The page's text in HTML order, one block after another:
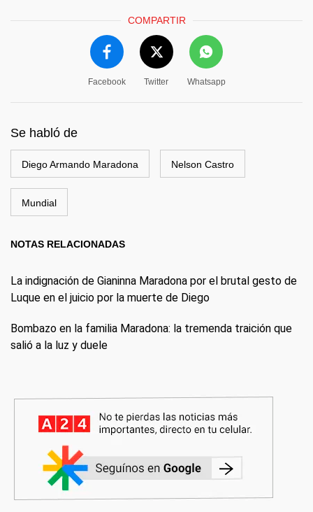
COMPARTIR
Facebook Twitter Whatsapp
Se habló de
Diego Armando Maradona Nelson Castro
Mundial
NOTAS RELACIONADAS
La indignación de Gianinna Maradona por el brutal gesto de
Luque en el juicio por la muerte de Diego
Bombazo en la familia Maradona: la tremenda traición que
salió a la luz y duele